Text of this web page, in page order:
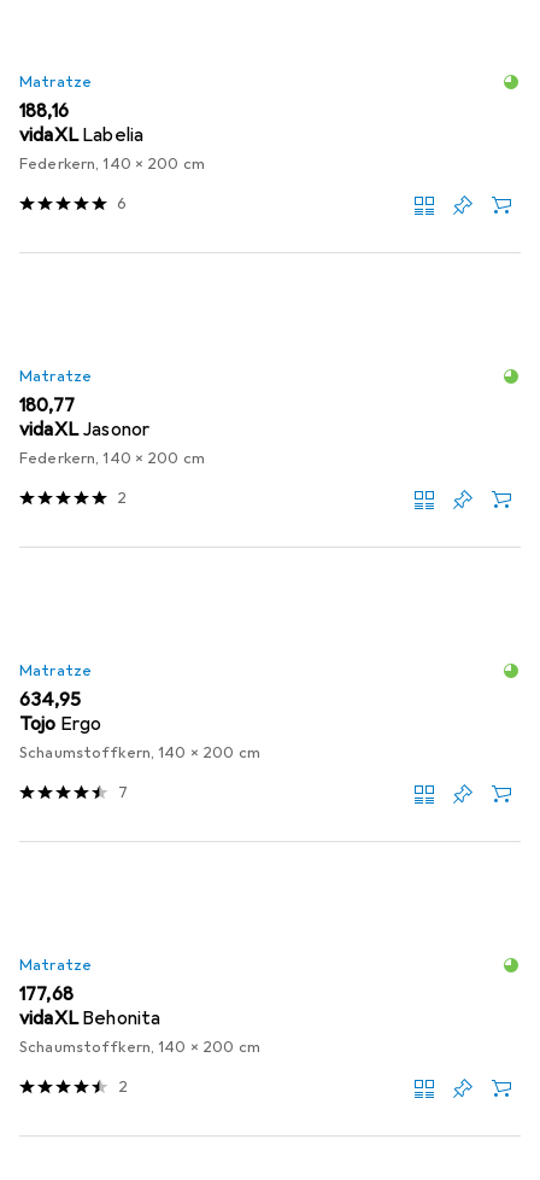
Matratze
EUR
188,16
vidaXL Labelia
Federkern, 140 x 200 cm
6
Matratze
EUR
180,77
vidaXL Jasonor
Federkern, 140 x 200 cm
2
Matratze
EUR
634,95
Tojo Ergo
Schaumstoffkern, 140 x 200 cm
7
Matratze
EUR
177,68
vidaXL Behonita
Schaumstoffkern, 140 x 200 cm
2